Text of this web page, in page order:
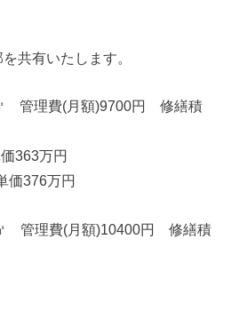
共有いたします。
管理費(月額)9700円 修繕積
363万円
376万円
管理費(月額)10400円 修繕積